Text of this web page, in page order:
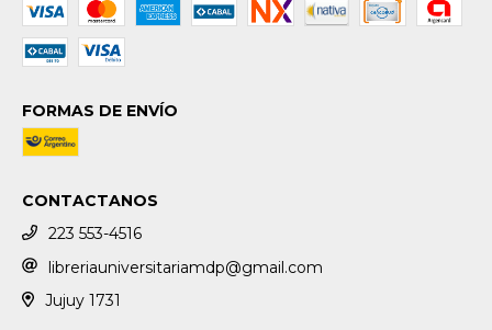
FORMAS DE ENVÍO
CONTACTANOS
223 553-4516
libreriauniversitariamdp@gmail.com
Jujuy 1731